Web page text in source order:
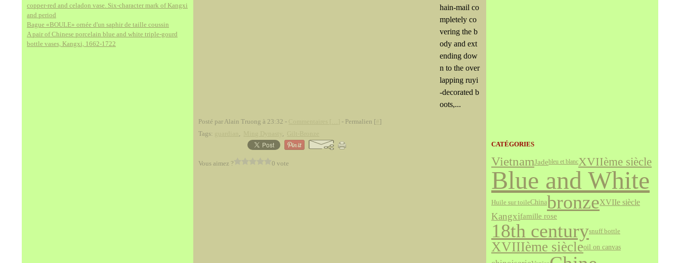
copper-red and celadon vase. Six-character mark of Kangxi
and period
Bague «BOULE» ornée d'un saphir de taille coussin
A pair of Chinese porcelain blue and white triple-gourd
bottle vases, Kangxi, 1662-1722
hain-mail co
mpletely co
vering the b
ody and ext
ending dow
n to the over
lapping ruyi
-decorated b
oots,...
Posté par Alain Truong à 23:32 - - Permalien [ ]
Tags:
, ,
Vous aimez ? 0 vote
CATÉGORIES
VietnamJadebleu et blancXVIIème siècle
Blue and White
Huile sur toileChinabronzeXVIIe siècle
Kangxifamille rose
18th centurysnuff bottle
XVIIIème siècleoil on canvas